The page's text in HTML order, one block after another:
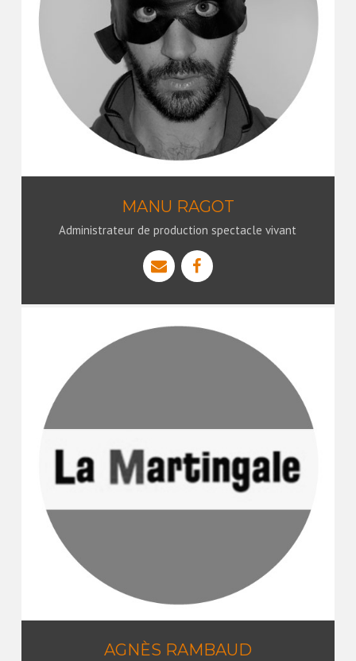
MANU RAGOT
Administrateur de production spectacle vivant
AGNÈS RAMBAUD